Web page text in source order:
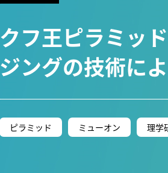
クフ王ピラミッ
ジングの技術に
ピラミッド ミューオン 理学